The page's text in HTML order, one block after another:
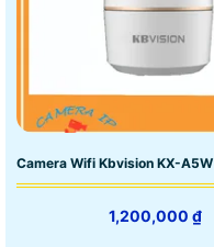
Camera Wifi Kbvision KX-A5W
1,200,000 ₫